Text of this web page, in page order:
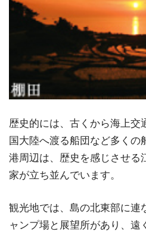
歴史的には、古くから海上交
国大陸へ渡る船団など多くの
港周辺は、歴史を感じさせる
家が立ち並んでいます。
観光地では、島の北東部に連
ャンプ場と展望所があり、遠